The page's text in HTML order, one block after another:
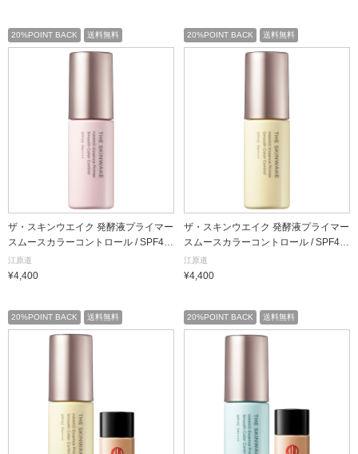
20%POINT BACK 送料無料
ザ・スキンウエイク 発酵液プライマー
スムースカラーコントロール / SPF42 /
PA++++ / 桜(ピンク) / 25mL(約3ヶ月
分)
江原道
¥4,400
20%POINT BACK 送料無料
ザ・スキンウエイク 発酵液プライマー
スムースカラーコントロール / SPF42 /
PA++++ / 柚子(イエロー) / 25mL(約3ヶ
月分)
江原道
¥4,400
20%POINT BACK 送料無料 20%POINT BACK 送料無料